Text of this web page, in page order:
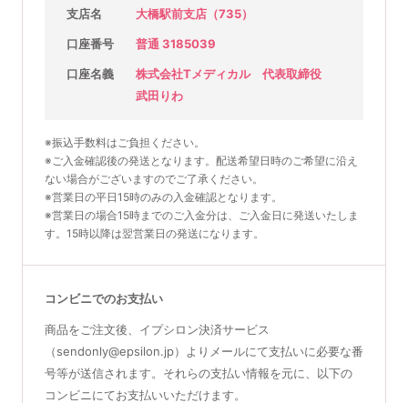
支店名 大橋駅前支店（735）
口座番号 普通 3185039
口座名義
株式会社Tメディカル 代表取締役
武田りわ
※振込手数料はご負担ください。
※ご入金確認後の発送となります。配送希望日時のご希望に沿え
ない場合がございますのでご了承ください。
※営業日の平日15時のみの入金確認となります。
※営業日の場合15時までのご入金分は、ご入金日に発送いたしま
す。15時以降は翌営業日の発送になります。
コンビニでのお支払い
商品をご注文後、イプシロン決済サービス
（sendonly@epsilon.jp）よりメールにて支払いに必要な番
号等が送信されます。それらの支払い情報を元に、以下の
コンビニにてお支払いいただけます。